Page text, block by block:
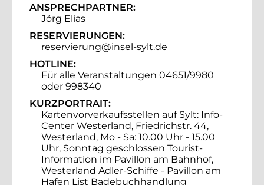
ANSPRECHPARTNER:
Jörg Elias
RESERVIERUNGEN:
reservierung@insel-sylt.de
HOTLINE:
Für alle Veranstaltungen 04651/9980
oder 998340
KURZPORTRAIT:
Kartenvorverkaufsstellen auf Sylt: Info-
Center Westerland, Friedrichstr. 44,
Westerland, Mo - Sa: 10.00 Uhr - 15.00
Uhr, Sonntag geschlossen Tourist-
Information im Pavillon am Bahnhof,
Westerland Adler-Schiffe - Pavillon am
Hafen List Badebuchhandlung